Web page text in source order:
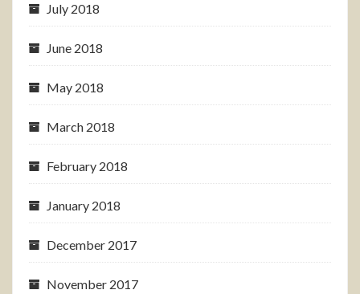
July 2018
June 2018
May 2018
March 2018
February 2018
January 2018
December 2017
November 2017